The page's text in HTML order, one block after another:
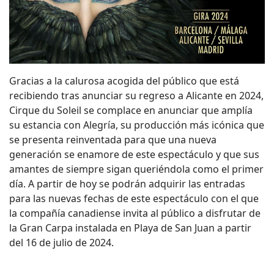
Gracias a la calurosa acogida del público que está
recibiendo tras anunciar su regreso a Alicante en 2024,
Cirque du Soleil se complace en anunciar que amplía
su estancia con Alegría, su producción más icónica que
se presenta reinventada para que una nueva
generación se enamore de este espectáculo y que sus
amantes de siempre sigan queriéndola como el primer
día. A partir de hoy se podrán adquirir las entradas
para las nuevas fechas de este espectáculo con el que
la compañía canadiense invita al público a disfrutar de
la Gran Carpa instalada en Playa de San Juan a partir
del 16 de julio de 2024.